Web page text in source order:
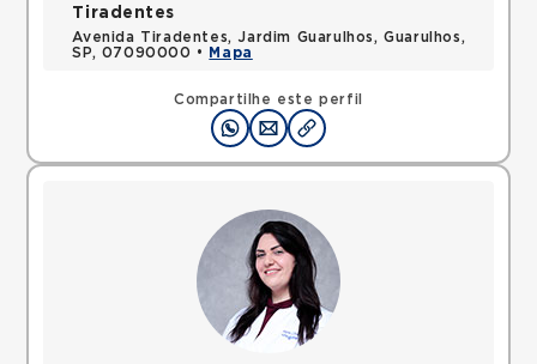
Compartilhe este perfil
Tiradentes
Avenida Tiradentes, Jardim Guarulhos, Guarulhos,
SP, 07090000 •
Mapa